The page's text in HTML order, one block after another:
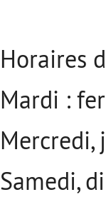
Horaires
Mardi :
Mercredi,
Samedi,